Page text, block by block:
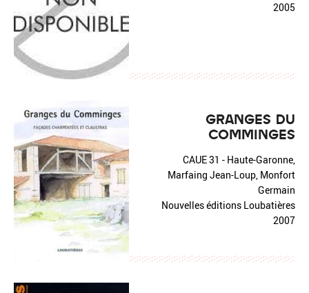
2005
GRANGES DU
COMMINGES
CAUE 31 - Haute-Garonne,
Marfaing Jean-Loup, Monfort
Germain
Nouvelles éditions Loubatières
2007